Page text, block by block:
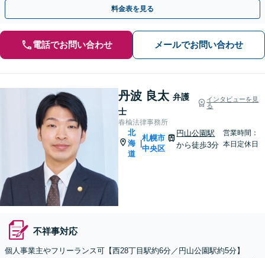
料金表を見る
電話でお問い合わせ メールでお問い合わせ
丹波 良太 弁護
士
インタビューを見
る
春楡法律事務所
北
海
道
札幌市
中央区
円山公園駅
から徒歩3分
営業時間：
本日定休日
不祥事対応
個人事業主やフリーランス可【西28丁目駅約6分／円山公園駅約5分】